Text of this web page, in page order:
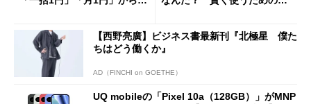
【西野亮廣】ビジネス書最新刊『北極星 僕た
ちはどう働くか』
AD（FINCHI on GOETHE）
UQ mobileの「Pixel 10a（128GB）」がMNP